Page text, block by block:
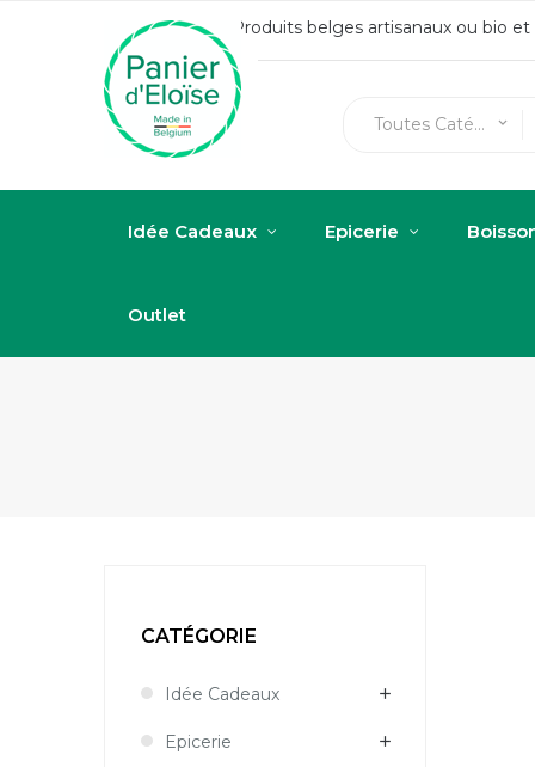
Produits belges artisanaux ou bio
Toutes Catégories keyboard_arrow_down
Idée Cadeaux Epicerie
Outlet
CATÉGORIE
Idée Cadeaux
Epicerie